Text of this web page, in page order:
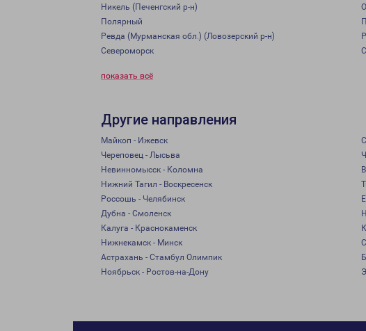
Никель (Печенгский р-н)
Полярный
Ревда (Мурманская обл.) (Ловозерский р-н)
Североморск
показать всё
Другие направления
Майкоп - Ижевск
Череповец - Лысьва
Невинномысск - Коломна
Нижний Тагил - Воскресенск
Россошь - Челябинск
Дубна - Смоленск
Калуга - Краснокаменск
Нижнекамск - Минск
Астрахань - Стамбул Олимпик
Ноябрьск - Ростов-на-Дону